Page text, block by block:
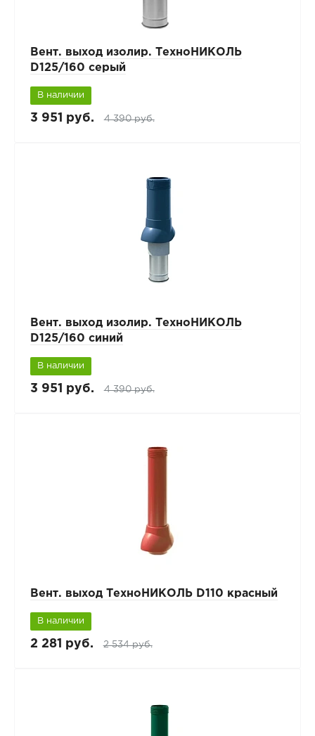
Вент. выход изолир. ТехноНИКОЛЬ
D125/160 серый
В наличии
3 951 руб. 4 390 руб.
Вент. выход изолир. ТехноНИКОЛЬ
D125/160 синий
В наличии
3 951 руб. 4 390 руб.
Вент. выход ТехноНИКОЛЬ D110 красный
В наличии
2 281 руб. 2 534 руб.